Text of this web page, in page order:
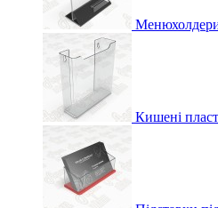
Кишені